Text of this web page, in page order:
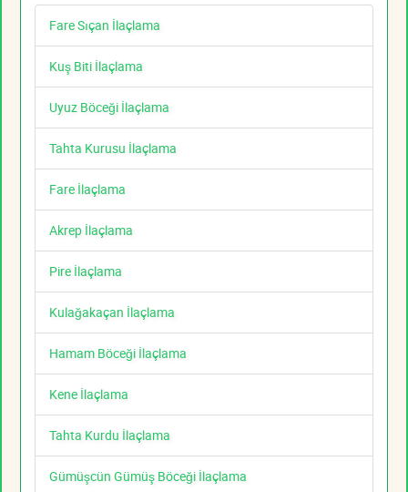
Fare Sıçan İlaçlama
Kuş Biti İlaçlama
Uyuz Böceği İlaçlama
Tahta Kurusu İlaçlama
Fare İlaçlama
Akrep İlaçlama
Pire İlaçlama
Kulağakaçan İlaçlama
Hamam Böceği İlaçlama
Kene İlaçlama
Tahta Kurdu İlaçlama
Gümüşcün Gümüş Böceği İlaçlama